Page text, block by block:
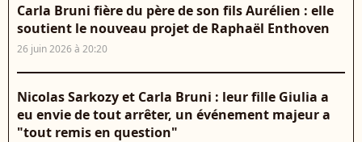
Carla Bruni fière du père de son fils Aurélien : elle
soutient le nouveau projet de Raphaël Enthoven
26 juin 2026 à 20:20
Nicolas Sarkozy et Carla Bruni : leur fille Giulia a
eu envie de tout arrêter, un événement majeur a
"tout remis en question"